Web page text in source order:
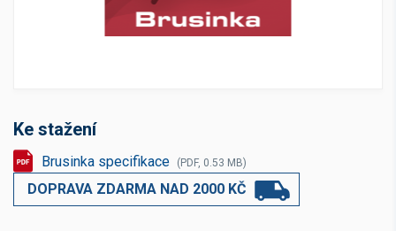
Ke stažení
Brusinka specifikace (PDF, 0.53 MB)
DOPRAVA ZDARMA NAD 2000 KČ